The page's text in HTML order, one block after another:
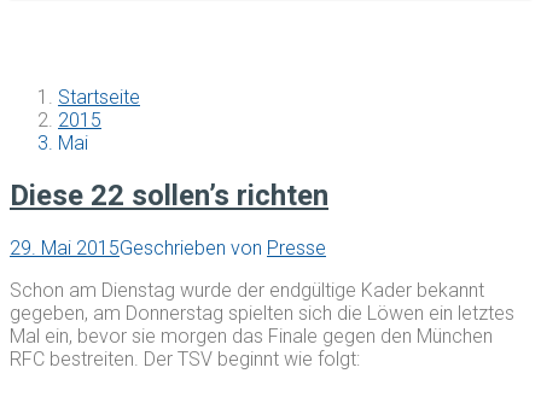
Startseite
2015
Mai
Diese 22 sollen’s richten
29. Mai 2015Geschrieben von Presse
Schon am Dienstag wurde der endgültige Kader bekannt
gegeben, am Donnerstag spielten sich die Löwen ein letztes
Mal ein, bevor sie morgen das Finale gegen den München
RFC bestreiten. Der TSV beginnt wie folgt: